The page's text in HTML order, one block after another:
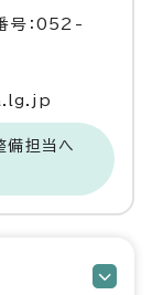
号：052-
備担当へ